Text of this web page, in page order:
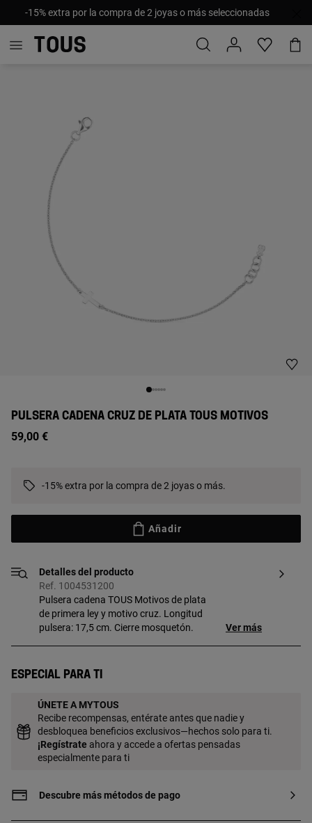
-15% extra por la compra de 2 joyas o más seleccionadas
PULSERA CADENA CRUZ DE PLATA TOUS MOTIVOS
59,00 €
-15% extra por la compra de 2 joyas o más.
Añadir
Detalles del producto
Ref. 1004531200
Pulsera cadena TOUS Motivos de plata
de primera ley y motivo cruz. Longitud
pulsera: 17,5 cm. Cierre mosquetón.
Ver más
Especial para ti
ÚNETE A MYTOUS
Recibe recompensas, entérate antes que nadie y
desbloquea beneficios exclusivos—hechos solo para ti.
¡Regístrate ahora y accede a ofertas pensadas
especialmente para ti
Descubre más métodos de pago